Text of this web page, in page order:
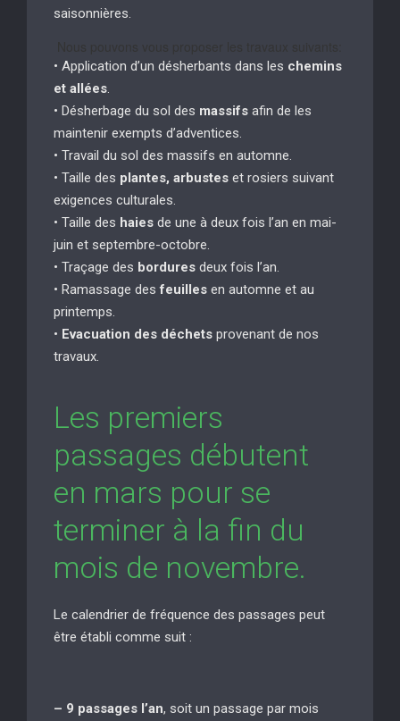
saisonnières.
• Application d’un désherbants dans les chemins
et allées
• Désherbage du sol des massifs afin de les
maintenir exempts d’adventices.
• Travail du sol des massifs en automne.
• Taille des plantes, arbustes et rosiers suivant
exigences culturales.
• Taille des haies de une à deux fois l’an en mai-
juin et septembre-octobre.
• Traçage des bordures deux fois l’an.
• Ramassage desfeuilles en automne et au
printemps.
• Evacuation des déchets provenant de nos
travaux.
Les premiers
passages débutent
en mars pour se
terminer à la fin du
mois de novembre.
Le calendrier de fréquence des passages peut
être établi comme suit :
– 9 passages l’an, soit un passage par mois